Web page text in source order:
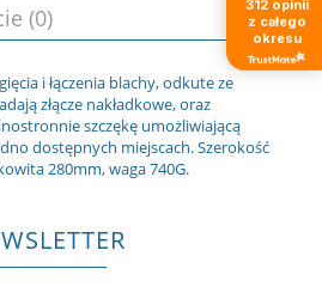
płatności
(0)
i łączenia blachy, odkute ze
złącze nakładkowe, oraz
szczękę umożliwiającą
dostępnych miejscach. Szerokość
280mm, waga 740G.
312 opinii
z całego
okresu